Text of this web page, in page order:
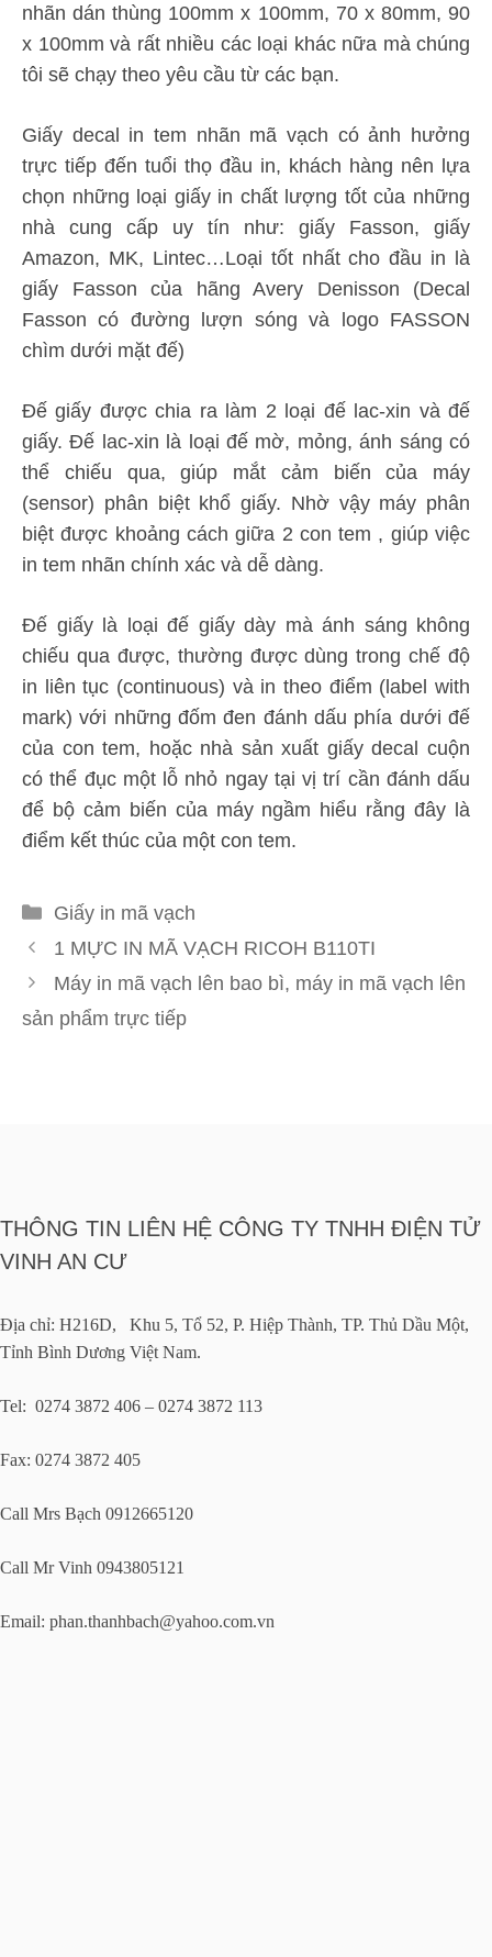
nhãn dán thùng 100mm x 100mm, 70 x 80mm, 90
x 100mm và rất nhiều các loại khác nữa mà chúng
tôi sẽ chạy theo yêu cầu từ các bạn.
Giấy decal in tem nhãn mã vạch có ảnh hưởng
trực tiếp đến tuổi thọ đầu in, khách hàng nên lựa
chọn những loại giấy in chất lượng tốt của những
nhà cung cấp uy tín như: giấy Fasson, giấy
Amazon, MK, Lintec…Loại tốt nhất cho đầu in là
giấy Fasson của hãng Avery Denisson (Decal
Fasson có đường lượn sóng và logo FASSON
chìm dưới mặt đế)
Đế giấy được chia ra làm 2 loại đế lac-xin và đế
giấy. Đế lac-xin là loại đế mờ, mỏng, ánh sáng có
thể chiếu qua, giúp mắt cảm biến của máy
(sensor) phân biệt khổ giấy. Nhờ vậy máy phân
biệt được khoảng cách giữa 2 con tem , giúp việc
in tem nhãn chính xác và dễ dàng.
Đế giấy là loại đế giấy dày mà ánh sáng không
chiếu qua được, thường được dùng trong chế độ
in liên tục (continuous) và in theo điểm (label with
mark) với những đốm đen đánh dấu phía dưới đế
của con tem, hoặc nhà sản xuất giấy decal cuộn
có thể đục một lỗ nhỏ ngay tại vị trí cần đánh dấu
để bộ cảm biến của máy ngầm hiểu rằng đây là
điểm kết thúc của một con tem.
Danh
mục
Giấy in mã vạch
1 MỰC IN MÃ VẠCH RICOH B110TI
Máy in mã vạch lên bao bì, máy in mã vạch lên
sản phẩm trực tiếp
THÔNG TIN LIÊN HỆ CÔNG TY TNHH ĐIỆN TỬ
VINH AN CƯ
Địa chỉ: H216D, Khu 5, Tổ 52, P. Hiệp Thành, TP. Thủ Dầu Một,
Tỉnh Bình Dương Việt Nam.
Tel: 0274 3872 406 – 0274 3872 113
Fax: 0274 3872 405
Call Mrs Bạch 0912665120
Call Mr Vinh 0943805121
Email: phan.thanhbach@yahoo.com.vn